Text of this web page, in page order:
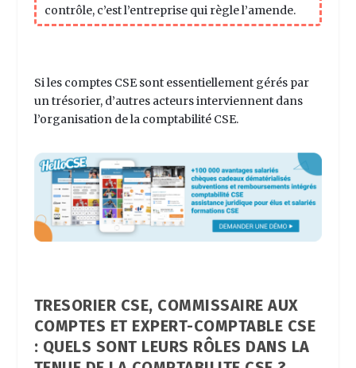
contrôle, c’est l’entreprise qui règle l’amende.
Si les comptes CSE sont essentiellement gérés par
un trésorier, d’autres acteurs interviennent dans
l’organisation de la comptabilité CSE.
TRESORIER CSE, COMMISSAIRE AUX
COMPTES ET EXPERT-COMPTABLE CSE
: QUELS SONT LEURS RÔLES DANS LA